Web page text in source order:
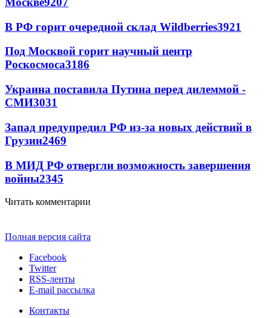
В РФ горит очередной склад Wildberries3921
Под Москвой горит научный центр
Роскосмоса3186
Украина поставила Путина перед дилеммой -
СМИ3031
Запад предупредил РФ из-за новых действий в
Грузии2469
В МИД РФ отвергли возможность завершения
войны2345
Читать комментарии
Полная версия сайта
Facebook
Twitter
RSS-ленты
E-mail рассылка
Контакты